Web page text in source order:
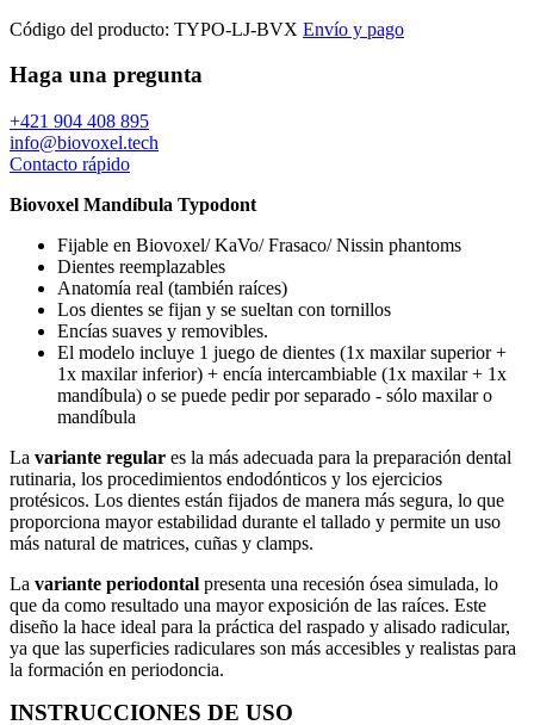
Código del producto: TYPO-LJ-BVX Envío y pago
Haga una pregunta
+421 904 408 895
info@biovoxel.tech
Contacto rápido
Biovoxel Mandíbula Typodont
Fijable en Biovoxel/ KaVo/ Frasaco/ Nissin phantoms
Dientes reemplazables
Anatomía real (también raíces)
Los dientes se fijan y se sueltan con tornillos
Encías suaves y removibles.
El modelo incluye 1 juego de dientes (1x maxilar superior +
1x maxilar inferior) + encía intercambiable (1x maxilar + 1x
mandíbula) o se puede pedir por separado - sólo maxilar o
mandíbula
La variante regular es la más adecuada para la preparación dental
rutinaria, los procedimientos endodónticos y los ejercicios
protésicos. Los dientes están fijados de manera más segura, lo que
proporciona mayor estabilidad durante el tallado y permite un uso
más natural de matrices, cuñas y clamps.
La variante periodontal presenta una recesión ósea simulada, lo
que da como resultado una mayor exposición de las raíces. Este
diseño la hace ideal para la práctica del raspado y alisado radicular,
ya que las superficies radiculares son más accesibles y realistas para
la formación en periodoncia.
INSTRUCCIONES DE USO